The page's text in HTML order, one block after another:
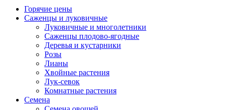
Горячие цены
Саженцы и луковичные
Луковичные и многолетники
Саженцы плодово-ягодные
Деревья и кустарники
Розы
Лианы
Хвойные растения
Лук-севок
Комнатные растения
Семена